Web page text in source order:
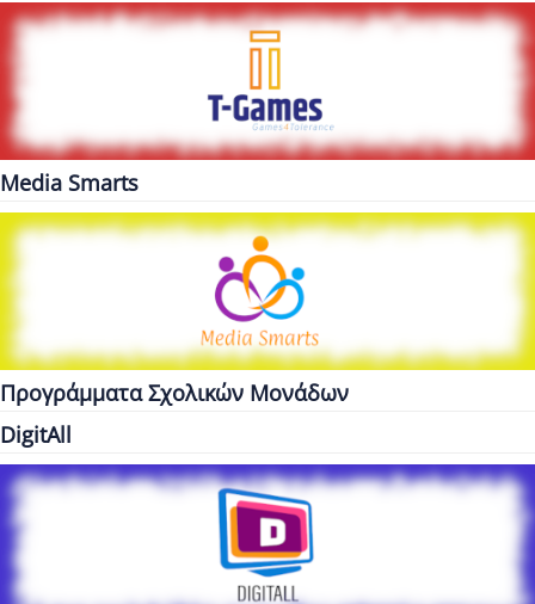
Media Smarts
Προγράμματα Σχολικών Μονάδων
DigitAll